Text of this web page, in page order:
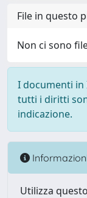
File in questo
Non ci sono
I documenti in
tutti i diritti
indicazione.
Utilizza